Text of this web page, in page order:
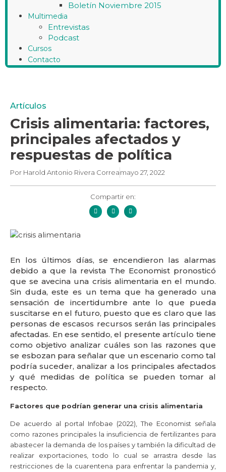
Boletín Noviembre 2015
Multimedia
Entrevistas
Podcast
Cursos
Contacto
Artículos
Crisis alimentaria: factores,
principales afectados y
respuestas de política
Por Harold Antonio Rivera Correamayo 27, 2022
Compartir en:
En los últimos días, se encendieron las alarmas
debido a que la revista The Economist pronosticó
que se avecina una crisis alimentaria en el mundo.
Sin duda, este es un tema que ha generado una
sensación de incertidumbre ante lo que pueda
suscitarse en el futuro, puesto que es claro que las
personas de escasos recursos serán las principales
afectadas. En ese sentido, el presente artículo tiene
como objetivo analizar cuáles son las razones que
se esbozan para señalar que un escenario como tal
podría suceder, analizar a los principales afectados
y qué medidas de política se pueden tomar al
respecto.
Factores que podrían generar una crisis alimentaria
De acuerdo al portal Infobae (2022), The Economist señala
como razones principales la insuficiencia de fertilizantes para
abastecer la demanda de los países y también la dificultad de
realizar exportaciones, todo lo cual se arrastra desde las
restricciones de la cuarentena para enfrentar la pandemia y,